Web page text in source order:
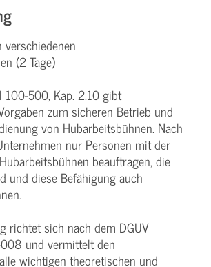
(2 Tage)
100-500, Kap. 2.10 gibt
zum sicheren Betrieb und
von Hubarbeitsbühnen. Nach
nur Personen mit der
beauftragen, die
und diese Befähigung auch
richtet sich nach dem DGUV
und vermittelt den
wichtigen theoretischen und